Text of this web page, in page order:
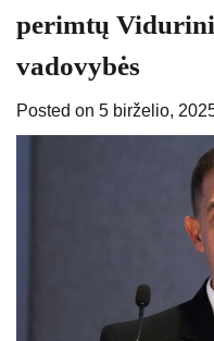
perimtų
vadovybės
Posted on 5 birželio,